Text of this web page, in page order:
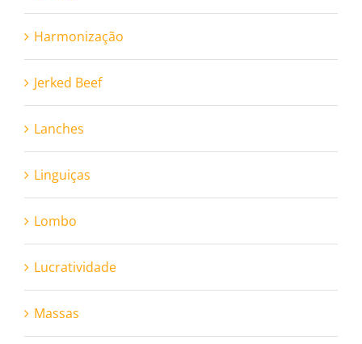
Harmonização
Jerked Beef
Lanches
Linguiças
Lombo
Lucratividade
Massas